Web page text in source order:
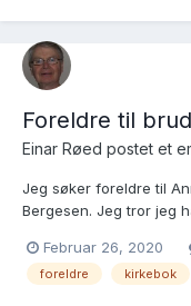
Foreldre til
Einar Røed postet et
Jeg søker foreldre til
Bergesen. Jeg tror jeg
sidevisning, https://
under vielse nr 16, 12.
Februar 26, 2020
foreldre kirkebok